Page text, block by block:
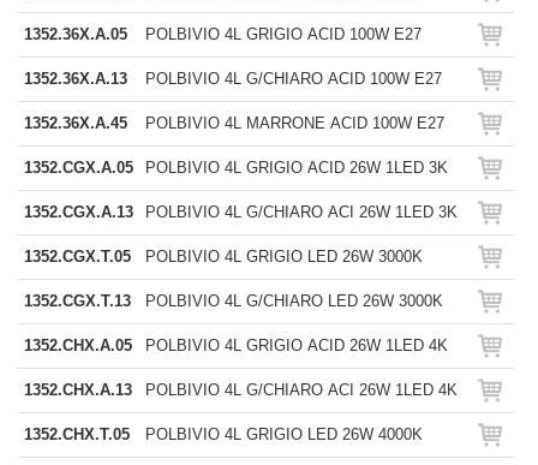
1352.36X.A.05 POLBIVIO 4L GRIGIO ACID 100W E27
1352.36X.A.13 POLBIVIO 4L G/CHIARO ACID 100W E27
1352.36X.A.45 POLBIVIO 4L MARRONE ACID 100W E27
1352.CGX.A.05 POLBIVIO 4L GRIGIO ACID 26W 1LED 3K
1352.CGX.A.13 POLBIVIO 4L G/CHIARO ACI 26W 1LED 3K
1352.CGX.T.05 POLBIVIO 4L GRIGIO LED 26W 3000K
1352.CGX.T.13 POLBIVIO 4L G/CHIARO LED 26W 3000K
1352.CHX.A.05 POLBIVIO 4L GRIGIO ACID 26W 1LED 4K
1352.CHX.A.13 POLBIVIO 4L G/CHIARO ACI 26W 1LED 4K
1352.CHX.T.05 POLBIVIO 4L GRIGIO LED 26W 4000K